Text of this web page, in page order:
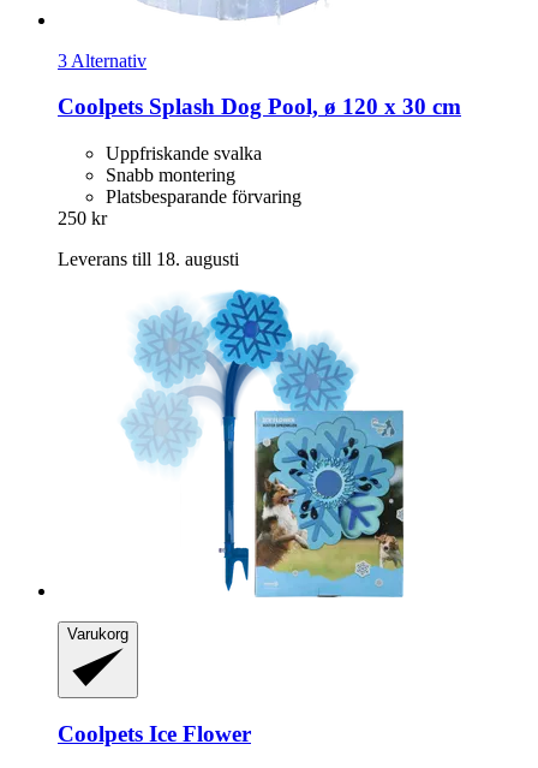
3 Alternativ
Coolpets Splash Dog Pool, ø 120 x 30 cm
Uppfriskande svalka
Snabb montering
Platsbesparande förvaring
250 kr
Leverans till 18. augusti
Varukorg
Coolpets Ice Flower